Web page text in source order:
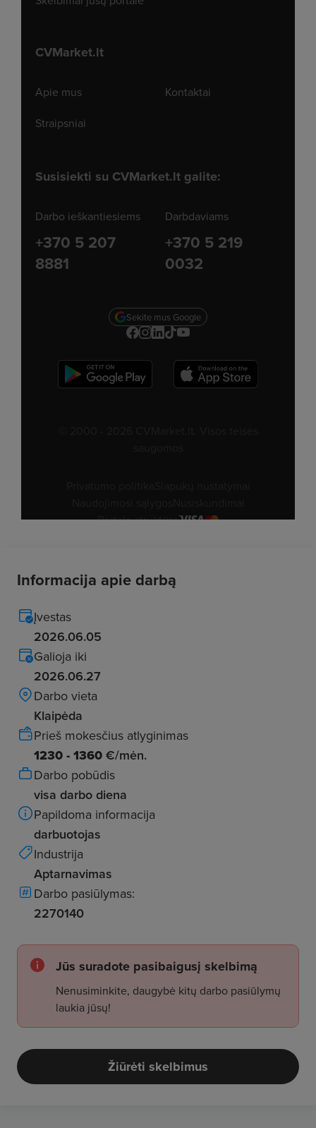
Informacija apie darbą
Įvestas
2026.06.05
Galioja iki
2026.06.27
Darbo vieta
Klaipėda
Prieš mokesčius atlyginimas
1230 - 1360 €/mėn.
Darbo pobūdis
visa darbo diena
Papildoma informacija
darbuotojas
Industrija
Aptarnavimas
Darbo pasiūlymas:
2270140
Jūs suradote pasibaigusį skelbimą
Nenusiminkite, daugybė kitų darbo pasiūlymų
laukia jūsų!
Žiūrėti skelbimus